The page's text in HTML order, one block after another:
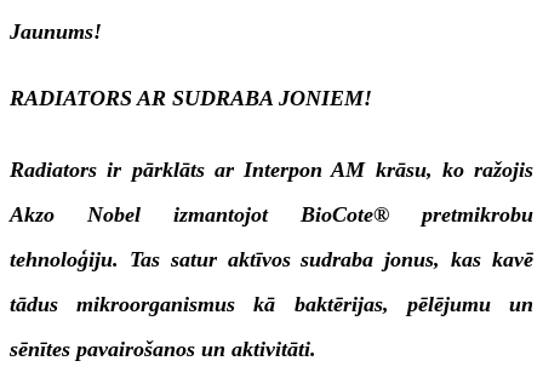
Jaunums!
RADIATORS AR SUDRABA JONIEM!
Radiators ir pārklāts ar Interpon AM krāsu, ko ražojis
Akzo Nobel izmantojot BioCote® pretmikrobu
tehnoloģiju. Tas satur aktīvos sudraba jonus, kas kavē
tādus mikroorganismus kā baktērijas, pēlējumu un
sēnītes pavairošanos un aktivitāti.